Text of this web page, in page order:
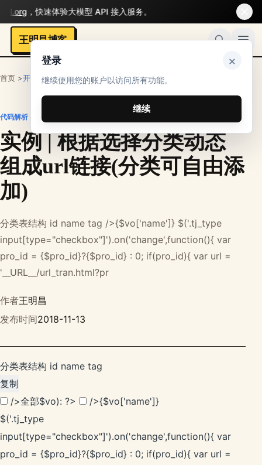
登录 ×
继续使用您的账户以访问所有功能。
继续
，快速体验大模型 API 接入服务。
王明昌博客
首页 >开发者>PHP笔记>代码解析
代码解析
实例 | 根据选择分类动态
组成url链接(分类可自由添
加)
分类表结构 id name tag />{$vo['name']} $('.tj_type
input[type="checkbox"]').on('change',function(){ var
pro_id = {$pro_id}?{$pro_id} : 0; if(pro_id){ var url =
'__URL__/url_tran.html?pr
作者王明昌
发布时间2018-11-13
分类表结构 id name tag
复制
/>全部$vo): ?> />{$vo['name']}
$('.tj_type
input[type="checkbox"]').on('change',function(){ var
pro_id = {$pro_id}?{$pro_id} : 0; if(pro_id){ var url =